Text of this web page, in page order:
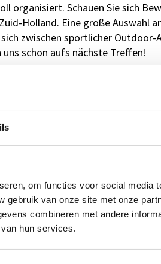
om functies voor social media
gebruik van onze site met onze
combineren met andere
hun services.
organisiert. Schauen Sie sich
Holland. Eine große Auswahl
zwischen sportlicher
schon aufs nächste Treffen!
Hilfe oder haben Sie Fragen?